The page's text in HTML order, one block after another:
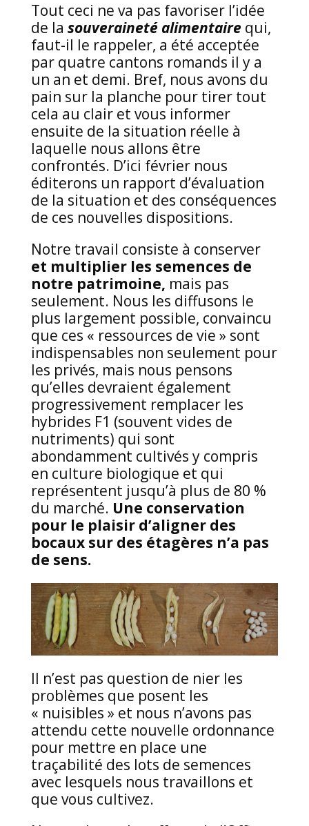
Tout ceci ne va pas favoriser l’idée
de la souveraineté alimentairequi,
faut-il le rappeler, a été acceptée
par quatre cantons romands il y a
un an et demi. Bref, nous avons du
pain sur la planche pour tirer tout
cela au clair et vous informer
ensuite de la situation réelle à
laquelle nous allons être
confrontés. D’ici février nous
éditerons un rapport d’évaluation
de la situation et des conséquences
de ces nouvelles dispositions.
Notre travail consiste à conserver
et multiplier les semences de
notre patrimoine, mais pas
seulement. Nous les diffusons le
plus largement possible, convaincu
que ces « ressources de vie » sont
indispensables non seulement pour
les privés, mais nous pensons
qu’elles devraient également
progressivement remplacer les
hybrides F1 (souvent vides de
nutriments) qui sont
abondamment cultivés y compris
en culture biologique et qui
représentent jusqu’à plus de 80 %
du marché. Une conservation
pour le plaisir d’aligner des
bocaux sur des étagères n’a pas
de sens.
Il n’est pas question de nier les
problèmes que posent les
« nuisibles » et nous n’avons pas
attendu cette nouvelle ordonnance
pour mettre en place une
traçabilité des lots de semences
avec lesquels nous travaillons et
que vous cultivez.